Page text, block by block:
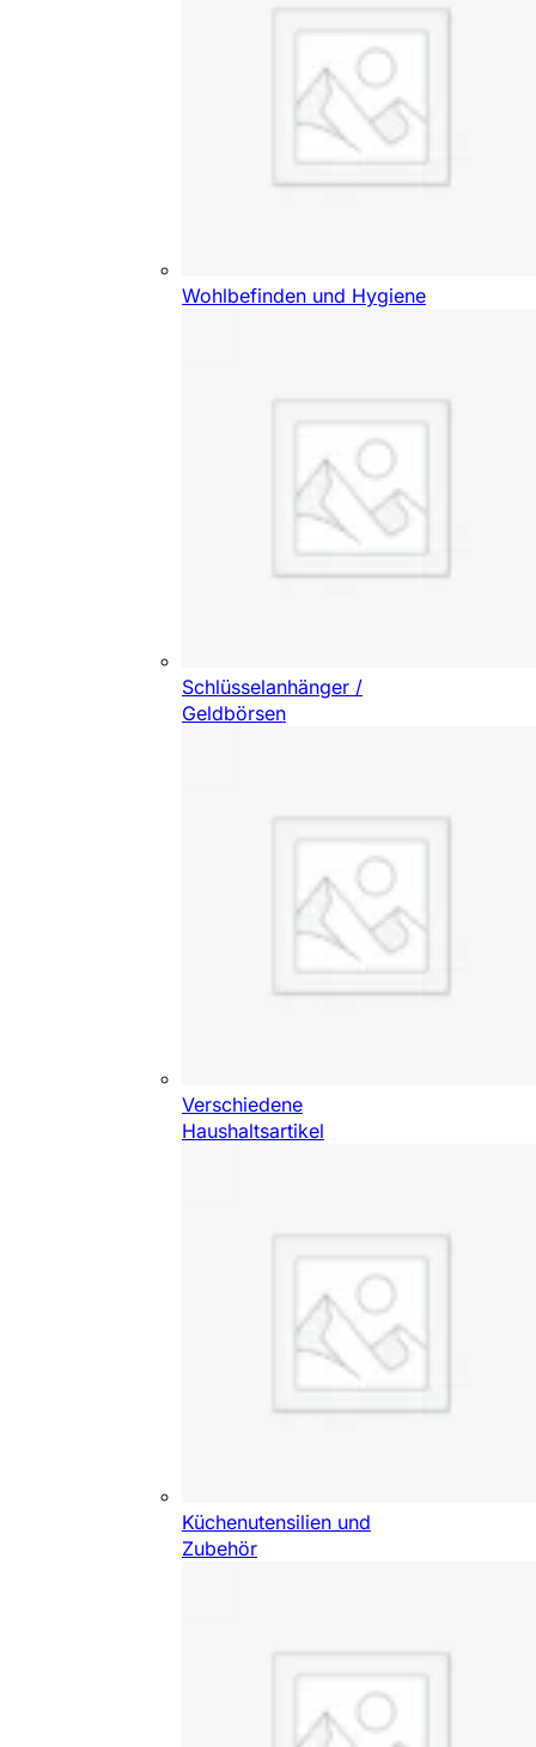
Wohlbefinden und Hygiene
Schlüsselanhänger /
Geldbörsen
Verschiedene
Haushaltsartikel
Küchenutensilien und
Zubehör